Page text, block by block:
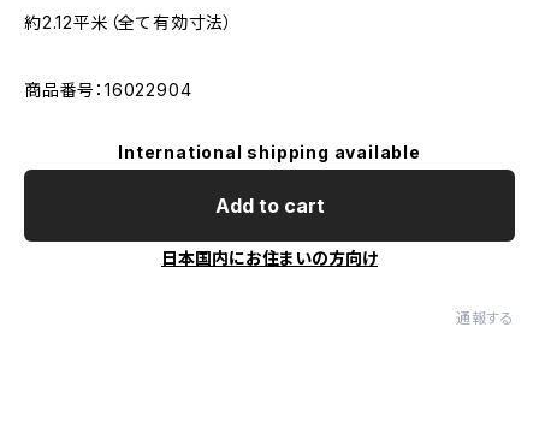
約2.12平米（全て有効寸法）
商品番号：16022904
International shipping available
Add to cart
日本国内にお住まいの方向け
通報する